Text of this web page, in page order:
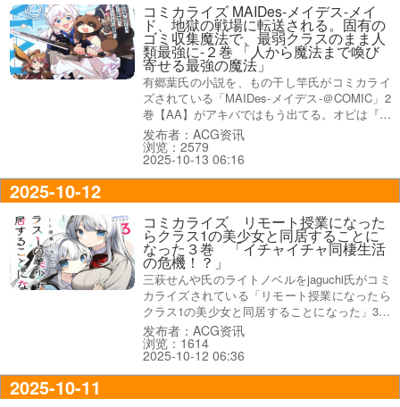
コミカライズ MAIDes-メイデス-メイ
ド、地獄の戦場に転送される。固有の
ゴミ収集魔法で、最弱クラスのまま人
類最強に-２巻 「人から魔法まで喚び
寄せる最強の魔法」
有郷葉氏の小説を、もの干し竿氏がコミカライ
ズされている「MAIDes-メイデス-＠COMIC」2
巻【AA】がアキバではもう出てる。オビは『ド
ジっ子メイド×あざかわタヌキ！最弱コンビが
生き抜く世紀末サバイバルファンタジー！』
で、コミックス情報は『人から魔法まで喚び寄
せる最強の魔法』などなど。
发布者：ACG资讯
浏览：2579
2025-10-13 06:16
2025-10-12
コミカライズ リモート授業になった
らクラス1の美少女と同居することに
なった３巻 「イチャイチャ同棲生活
の危機！？」
三萩せんや氏のライトノベルをjaguchi氏がコミ
カライズされている「リモート授業になったら
クラス1の美少女と同居することになった」3巻
【AA】が10日に発売になった。裏表紙は『誘
い受け上手なお嬢様とはじめる、イチャ甘同居
ラブコメディ』で、オビ謳い文句は『妹、襲
来！イチャイチャ同棲生活の危機！？』だっ
发布者：ACG资讯
浏览：1614
2025-10-12 06:36
2025-10-11